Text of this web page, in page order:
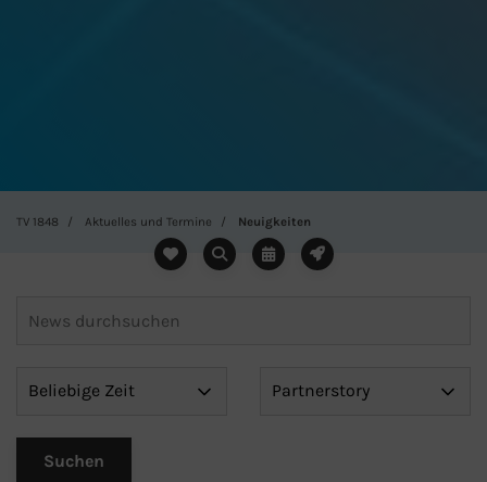
TV 1848 Aktuelles und Termine Neuigkeiten